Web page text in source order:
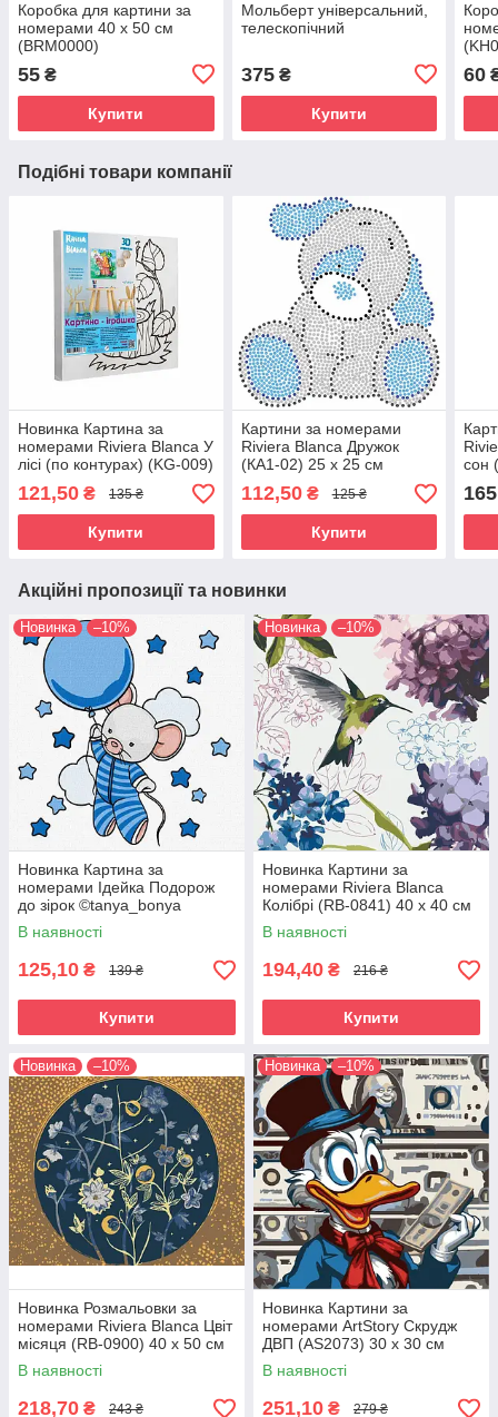
Коробка для картини за
номерами 40 х 50 см
(BRM0000)
55 ₴
Купити
Мольберт універсальний,
телескопічний
375₴
Купити
60
Подібні товари компанії
Новинка Картина за
номерами Riviera Blanca У
лісі (по контурах) (KG-009)
25 х 25 см
121,50 ₴ 135 ₴
Купити
Картини за номерами
Riviera Blanca Дружок
(КА1-02) 25 х 25 см
112,50₴ 125 ₴
Купити
сон
165
Акційні пропозиції та новинки
Новинка –10%
Новинка Картина за
номерами Ідейка Подорож
до зірок ©tanya_bonya
(KHO6129) 25 х 25 см
В наявності
125,10 ₴ 139 ₴
Купити
Новинка –10%
Новинка Картини за
номерами Riviera Blanca
Колібрі (RB-0841) 40 х 40 см
В наявності
194,40 ₴ 216 ₴
Купити
Новинка –10%
Новинка Розмальовки за
номерами Riviera Blanca Цвіт
місяця (RB-0900) 40 х 50 см
В наявності
218,70 ₴ 243 ₴
Новинка –10%
Новинка Картини за
номерами ArtStory Скрудж
ДВП (AS2073) 30 х 30 см
В наявності
251,10 ₴ 279 ₴